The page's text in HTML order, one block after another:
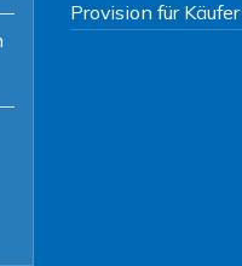
Provision für Käufer